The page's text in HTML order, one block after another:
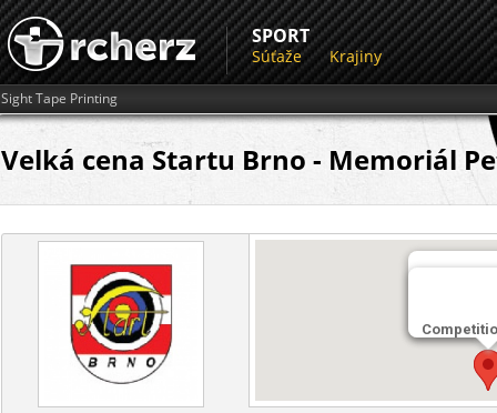
SPORT
Súťaže Krajiny
Sight Tape Printing
Velká cena Startu Brno - Memoriál
Default